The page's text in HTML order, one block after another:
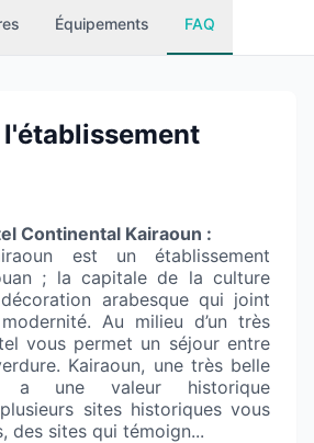
Équipements FAQ
Continental Kairaoun :
est un établissement
; la capitale de la culture
arabesque qui joint
Au milieu d’un très
vous permet un séjour entre
Kairaoun, une très belle
une valeur historique
sites historiques vous
des sites qui témoign...